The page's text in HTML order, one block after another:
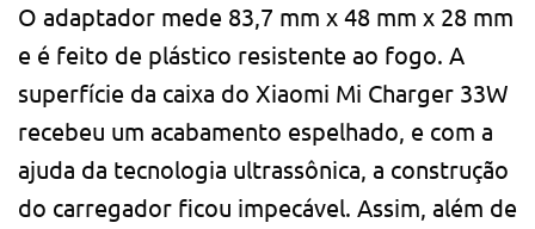
O adaptador mede 83,7 mm x 48 mm x 28 mm
e é feito de plástico resistente ao fogo. A
superfície da caixa do Xiaomi Mi Charger 33W
recebeu um acabamento espelhado, e com a
ajuda da tecnologia ultrassônica, a construção
do carregador ficou impecável. Assim, além de